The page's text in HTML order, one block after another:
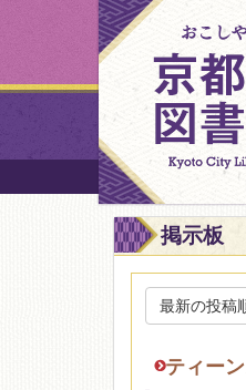
掲示板
最新の投稿
ティー